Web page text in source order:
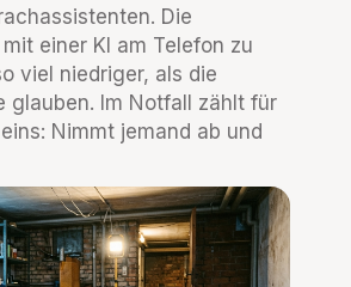
Die
einer KI am Telefon zu
viel niedriger, als die
glauben. Im Notfall zählt für
Nimmt jemand ab und